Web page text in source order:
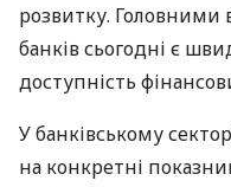
розвитку.
банків сьогодні є
доступність
У банківському
на конкретні